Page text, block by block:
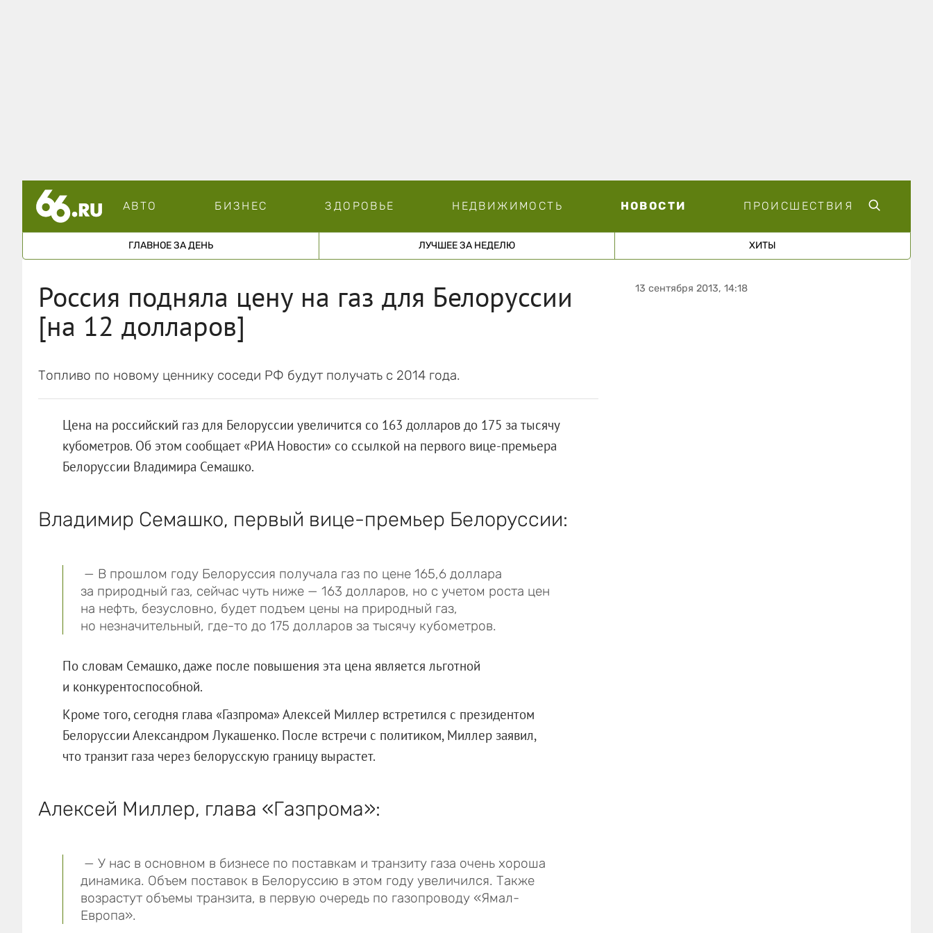
АВТО БИЗНЕС ЗДОРОВЬЕ НЕДВИЖИМОСТЬ НОВОСТИ ПРОИСШЕСТВИЯ
ГЛАВНОЕ ЗА ДЕНЬ ЛУЧШЕЕ ЗА НЕДЕЛЮ ХИТЫ
Россия подняла цену на газ для Белоруссии
[на 12 долларов]
Топливо по новому ценнику соседи РФ будут получать с 2014 года.
Цена на российский газ для Белоруссии увеличится со 163 долларов до 175 за тысячу
кубометров. Об этом сообщает «РИА Новости» со ссылкой на первого вице-премьера
Белоруссии Владимира Семашко.
Владимир Семашко, первый вице-премьер Белоруссии:
— В прошлом году Белоруссия получала газ по цене 165,6 доллара
за природный газ, сейчас чуть ниже — 163 долларов, но с учетом роста цен
на нефть, безусловно, будет подъем цены на природный газ,
но незначительный, где-то до 175 долларов за тысячу кубометров.
По словам Семашко, даже после повышения эта цена является льготной
и конкурентоспособной.
Кроме того, сегодня глава «Газпрома» Алексей Миллер встретился с президентом
Белоруссии Александром Лукашенко. После встречи с политиком, Миллер заявил,
что транзит газа через белорусскую границу вырастет.
Алексей Миллер, глава «Газпрома»:
— У нас в основном в бизнесе по поставкам и транзиту газа очень хороша
динамика. Объем поставок в Белоруссию в этом году увеличился. Также
возрастут объемы транзита, в первую очередь по газопроводу «Ямал-
Европа».
13 сентября 2013, 14:18